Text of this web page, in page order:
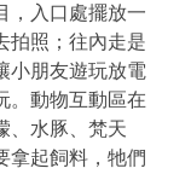
，入口處擺放一
拍照；往內走是
小朋友遊玩放電
。動物互動區在
、水豚、梵天
拿起飼料，牠們